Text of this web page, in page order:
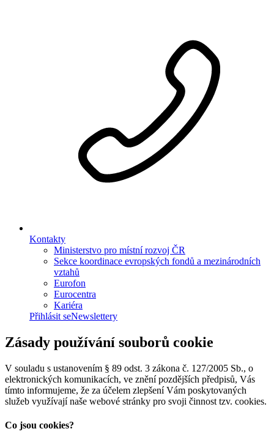
Kontakty
Ministerstvo pro místní rozvoj ČR
Sekce koordinace evropských fondů a mezinárodních
vztahů
Eurofon
Eurocentra
Kariéra
Přihlásit seNewslettery
Zásady používání souborů cookie
V souladu s ustanovením § 89 odst. 3 zákona č. 127/2005 Sb., o
elektronických komunikacích, ve znění pozdějších předpisů, Vás
tímto informujeme, že za účelem zlepšení Vám poskytovaných
služeb využívají naše webové stránky pro svoji činnost tzv. cookies.
Co jsou cookies?